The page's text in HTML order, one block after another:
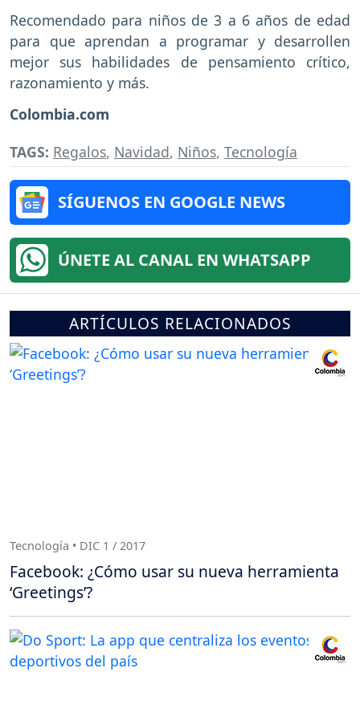
Recomendado para niños de 3 a 6 años de edad
para que aprendan a programar y desarrollen
mejor sus habilidades de pensamiento crítico,
razonamiento y más.
Colombia.com
TAGS: Regalos, Navidad, Niños, Tecnología
SÍGUENOS EN GOOGLE NEWS
ÚNETE AL CANAL EN WHATSAPP
ARTÍCULOS RELACIONADOS
Tecnología • DIC 1 / 2017
Facebook: ¿Cómo usar su nueva herramienta
‘Greetings’?